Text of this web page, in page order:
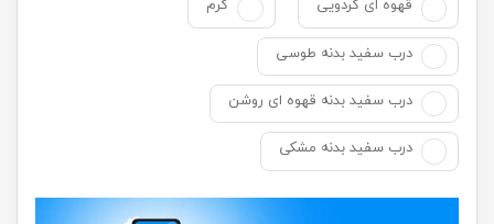
قهوه ای گردویی کرم
درب سفید بدنه طوسی
درب سفید بدنه قهوه ای روشن
درب سفید بدنه مشکی